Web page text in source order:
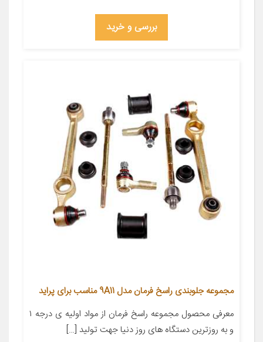
بررسی و خرید
مجموعه جلوبندی راسخ فرمان مدل 9A11 مناسب برای پراید
معرفی محصول مجموعه راسخ فرمان از مواد اولیه ی درجه ۱
و به روزترین دستگاه های روز دنیا جهت تولید […]